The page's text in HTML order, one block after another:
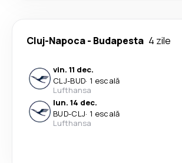
Cluj-Napoca- Budapesta 4 zile
vin. 11 dec.
CLJ-BUD· 1 escală
Lufthansa
lun. 14 dec.
BUD-CLJ· 1 escală
Lufthansa